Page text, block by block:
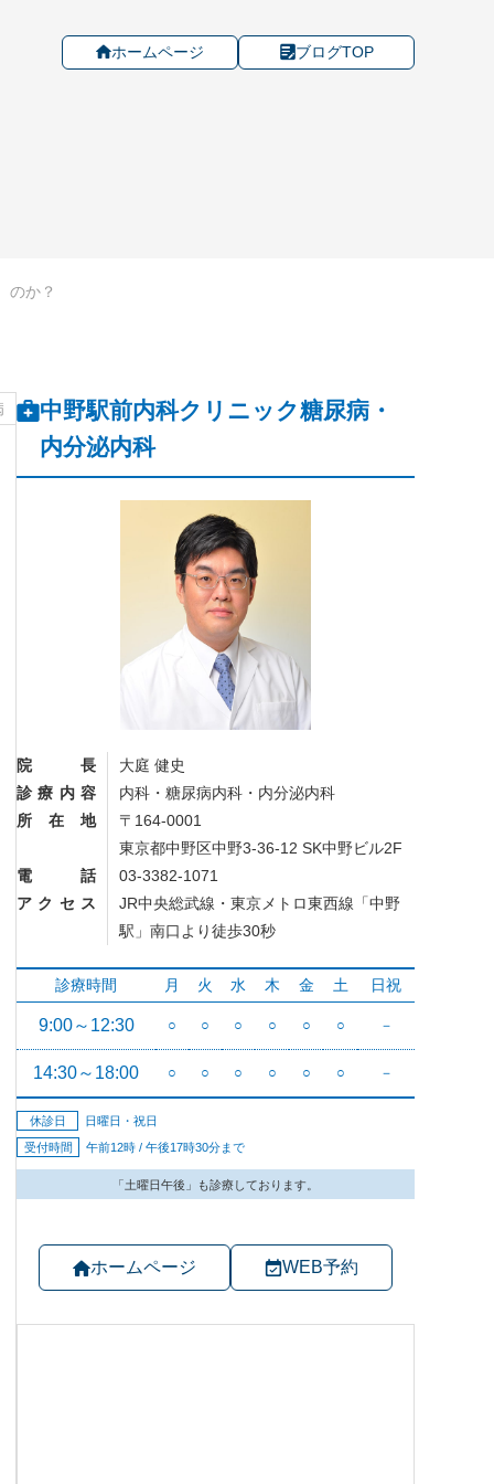
ホームページ ブログTOP
のか？
中野駅前内科クリニック糖尿病・
内分泌内科
院長
大庭 健史
診療内容
内科・糖尿病内科・内分泌内科
所在地
〒164-0001
東京都中野区中野3-36-12 SK中野ビル2F
電話
03-3382-1071
アクセス
JR中央総武線・東京メトロ東西線「中野
駅」南口より徒歩30秒
ホームページ WEB予約